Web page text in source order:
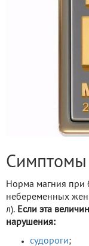
Симптомы
Норма магния при
небеременных
л). Если эта
нарушения:
судороги;